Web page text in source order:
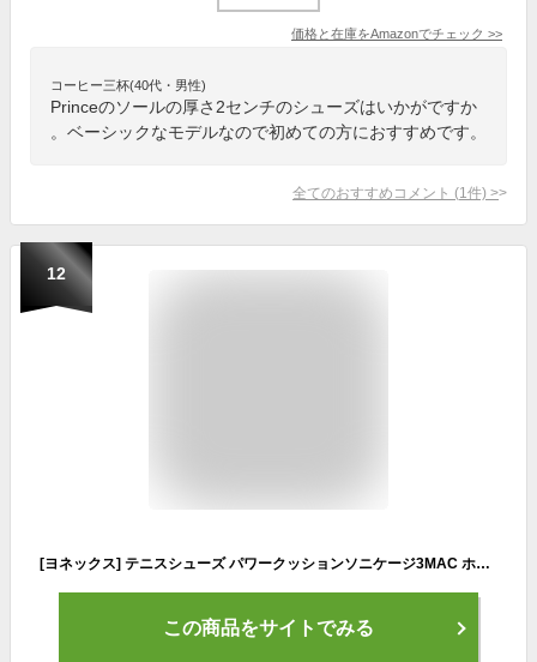
価格と在庫をAmazonでチェック >>
コーヒー三杯(40代・男性)
Princeのソールの厚さ2センチのシューズはいかがですか
。ベーシックなモデルなので初めての方におすすめです。
全てのおすすめコメント (1 件) >
12
[ヨネックス] テニスシューズ パワークッションソニケージ3MAC ホワイト/レッド (114) 27.0 cm
この商品をサイトでみる